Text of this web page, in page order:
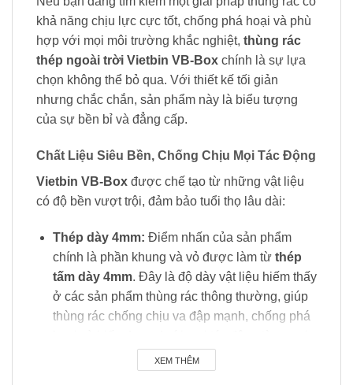
khả năng chịu lực cực tốt, chống phá hoại và phù
hợp với mọi môi trường khắc nghiệt, thùng rác
thép ngoài trời Vietbin VB-Box chính là sự lựa
chọn không thể bỏ qua. Với thiết kế tối giản
nhưng chắc chắn, sản phẩm này là biểu tượng
của sự bền bỉ và đẳng cấp.
Chất Liệu Siêu Bền, Chống Chịu Mọi Tác Động
Vietbin VB-Box được chế tạo từ những vật liệu
có độ bền vượt trội, đảm bảo tuổi thọ lâu dài:
Thép dày 4mm: Điểm nhấn của sản phẩm
chính là phần khung và vỏ được làm từ thép
tấm dày 4mm. Đây là độ dày vật liệu hiếm thấy
ở các sản phẩm thùng rác thông thường, giúp
thùng rác chống chịu va đập mạnh, chống phá
XEM THÊM